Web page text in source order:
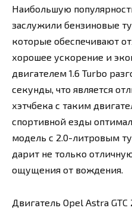
Наибольшую
заслужили бензиновые
которые обеспечивают
хорошее ускорение и
двигателем 1.6 Turbo
секунды, что является
хэтчбека с таким
спортивной езды
модель с 2.0-литровым
дарит не только
ощущения от вождения.
Двигатель Opel Astra